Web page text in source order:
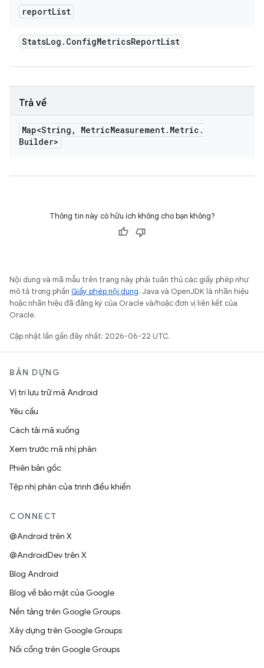
reportList
StatsLog . ConfigMetricsReportList
Trả về
Map<String , MetricMeasurement. Metric .
Builder>
Thông tin này có hữu ích không cho bạn không?
Nội dung và mã mẫu trên trang này phải tuân thủ các giấy phép như
mô tả trong phần Giấy phép nội dung. Java và OpenJDK là nhãn hiệu
hoặc nhãn hiệu đã đăng ký của Oracle và/hoặc đơn vị liên kết của
Oracle.
Cập nhật lần gần đây nhất: 2026-06-22 UTC.
BẢN DỰNG
Vị trí lưu trữ mã Android
Yêu cầu
Cách tải mã xuống
Xem trước mã nhị phân
Phiên bản gốc
Tệp nhị phân của trình điều khiển
CONNECT
@Android trên X
@AndroidDev trên X
Blog Android
Blog về bảo mật của Google
Nền tảng trên Google Groups
Xây dựng trên Google Groups
Nối cổng trên Google Groups